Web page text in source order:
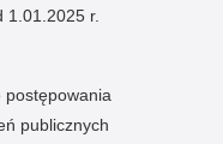
1.01.2025 r.
postępowania
publicznych